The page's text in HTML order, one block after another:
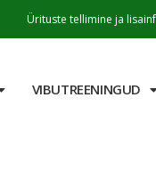
Ürituste tellimine ja
VIBUTREENINGUD